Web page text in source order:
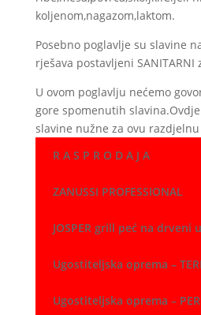
koljenom,nagazom,laktom.
Posebno poglavlje su slavine
rješava postavljeni SANITARNI
U ovom poglavlju nećemo
gore spomenutih
slavine nužne za ovu
R A S P R O D A J A
ZANUSSI PROFESSIONAL
JOSPER grill peć na drveni
Ugostiteljska oprema –
Ugostiteljska oprema –